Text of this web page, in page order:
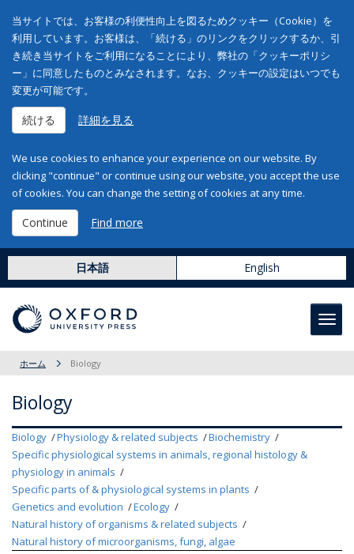
当サイトでは、お客様の利便性向上を図るためクッキー（Cookie）を
利用しています。お客様は、「続ける」のリンクをクリックするか、引
き続き当サイトをご利用になることにより、弊社の「クッキーポリシ
ー」に同意したものとみなされます。なお、クッキーの設定はいつでも
変更が可能です。
続ける 詳細を見る
We use cookies to enhance your experience on our website. By
clicking "continue" or continue using our website, you accept the use
of cookies. You can change the setting of cookies at any time.
Continue Find more
日本語 English
ホーム Biology
Biology
Biology Physiology & related subjects
Biochemistry
Specific physiological systems in animals, regional histology &
physiology in animals
Specific parts of & physiological systems in plants
Genetics and evolution
Ecology
Natural history of organisms & related subjects
Natural history of microorganisms, fungi, algae